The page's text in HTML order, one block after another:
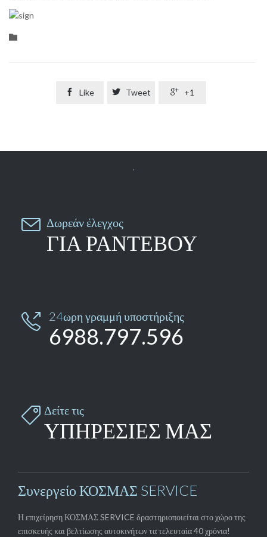
Κατηγορία
 Like  Tweet  +1
 Δωρεάν έλεγχος
ΓΙΑ ΡΑΝΤΕΒΟΥ
 24ωρη γραμμή υποστήριξης
6988.797.596
 Δείτε τις
ΥΠΗΡΕΣΙΕΣ ΜΑΣ
Συνεργείο ΚΟΣΜΑΣ SERVICE
Η επιχείρηση ΚΟΣΜΑΣ SERVICE δραστηριοποιείται στο χώρο της
επισκευής και βελτίωσης αυτοκινήτων τα τελευταία 40 χρόνια!